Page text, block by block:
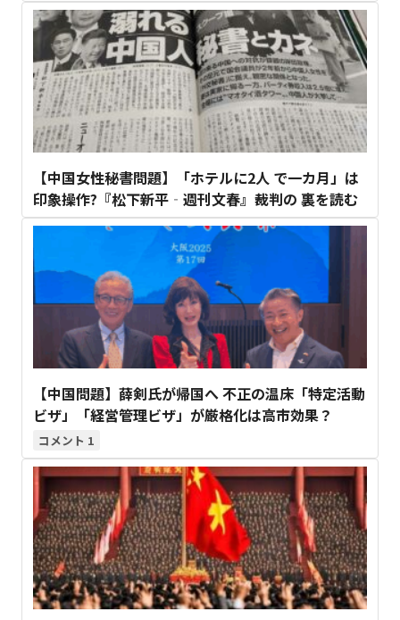
【中国女性秘書問題】「ホテルに2人 で一カ月」は
印象操作?『松下新平‐週刊文春』裁判の 裏を読む
【中国問題】薛剣氏が帰国へ 不正の温床「特定活動
ビザ」「経営管理ビザ」が厳格化は高市効果？
1